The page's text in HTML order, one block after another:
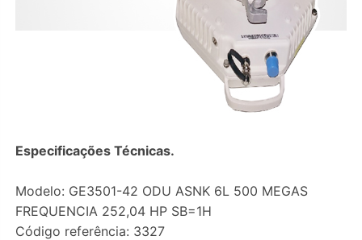
Especificações Técnicas.
Modelo: GE3501-42 ODU ASNK 6L 500 MEGAS
FREQUENCIA 252,04 HP SB=1H
Código referência: 3327